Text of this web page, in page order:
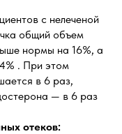
с нелеченой
общий объем
нормы на 16%, а
. При этом
в 6 раз,
— в 6 раз
отеков: